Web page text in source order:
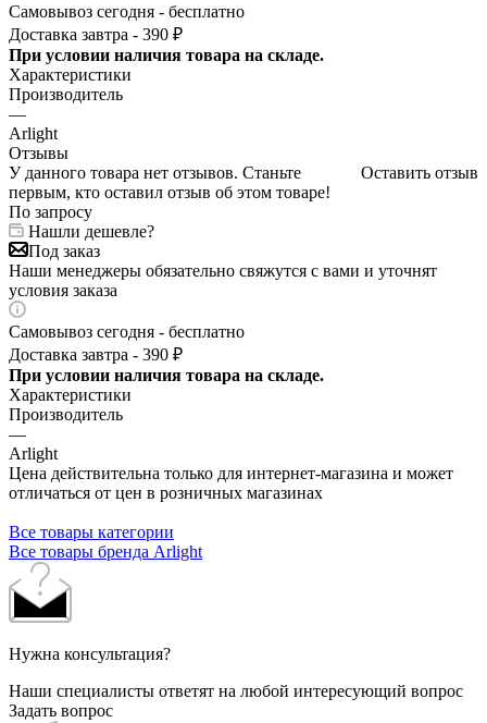
Самовывоз сегодня - бесплатно
Доставка завтра - 390 ₽
При условии наличия товара на складе.
Характеристики
Производитель
—
Arlight
Отзывы
Оставить отзыв
У данного товара нет отзывов. Станьте
первым, кто оставил отзыв об этом товаре!
По запросу
Нашли дешевле?
Под заказ
Наши менеджеры обязательно свяжутся с вами и уточнят
условия заказа
Самовывоз сегодня - бесплатно
Доставка завтра - 390 ₽
При условии наличия товара на складе.
Характеристики
Производитель
—
Arlight
Цена действительна только для интернет-магазина и может
отличаться от цен в розничных магазинах
Все товары категории
Все товары бренда Arlight
Нужна консультация?
Наши специалисты ответят на любой интересующий вопрос
Задать вопрос